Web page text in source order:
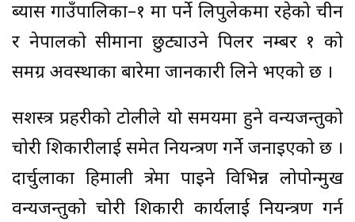
ब्यास गाउँपालिका–१ मा पर्ने लिपुलेकमा रहेको चीन
र नेपालको सीमाना छुट्याउने पिलर नम्बर १ को
समग्र अवस्थाका बारेमा जानकारी लिने भएको छ ।
सशस्त्र प्रहरीको टोलीले यो समयमा हुने वन्यजन्तुको
चोरी शिकारीलाई समेत नियन्त्रण गर्ने जनाइएको छ ।
दार्चुलाका हिमाली क्षेत्रमा पाइने विभिन्न लोपोन्मुख
वन्यजन्तुको चोरी शिकारी कार्यलाई नियन्त्रण गर्न